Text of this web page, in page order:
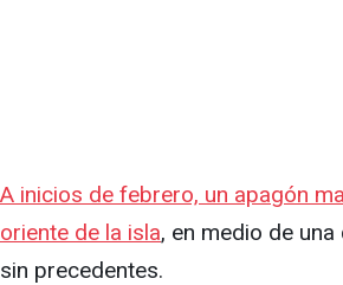
A inicios de febrero, un apagón
oriente de la isla, en medio de
sin precedentes.